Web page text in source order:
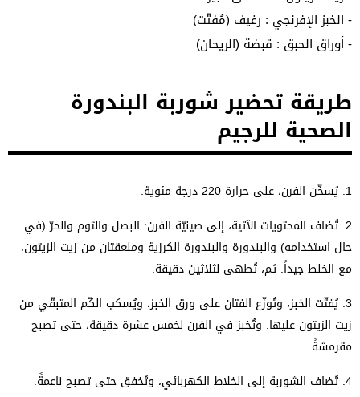
- الخبز الإفرنجي : رغيف (مُفتّت)
- أوراق الحبق : قبضة (الريحان)
طريقة تحضير شوربة البندورة
الصحية للرجيم
1. يُسخّن الفرن، على حرارة 220 درجة مئوية.
2. تُضاف المحتويات الآتية، إلى صينيّة الفرن: البصل والثوم والحرّ (في
حال استخدامه) والبندورة والبندورة الكرزية وملعقتان من زيت الزيتون،
مع الخلط جيداً. ثم، تُطهى لثلاثين دقيقة.
3. يُفتّت الخبز، وتُوزّع الفتان على ورق الخبز، ويُسكب الكّم المتبقّي من
زيت الزيتون عليها. وتُخبز في الفرن لخمس عشرة دقيقة، حتى تصبح
مقرمشةً.
4. تُضاف الشوربة إلى الخلاط الكهربائي، وتُخفق حتى تصبح ناعمةً.